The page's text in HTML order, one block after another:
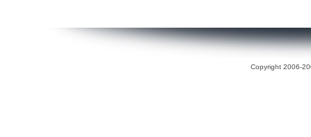
Copyright 2006-